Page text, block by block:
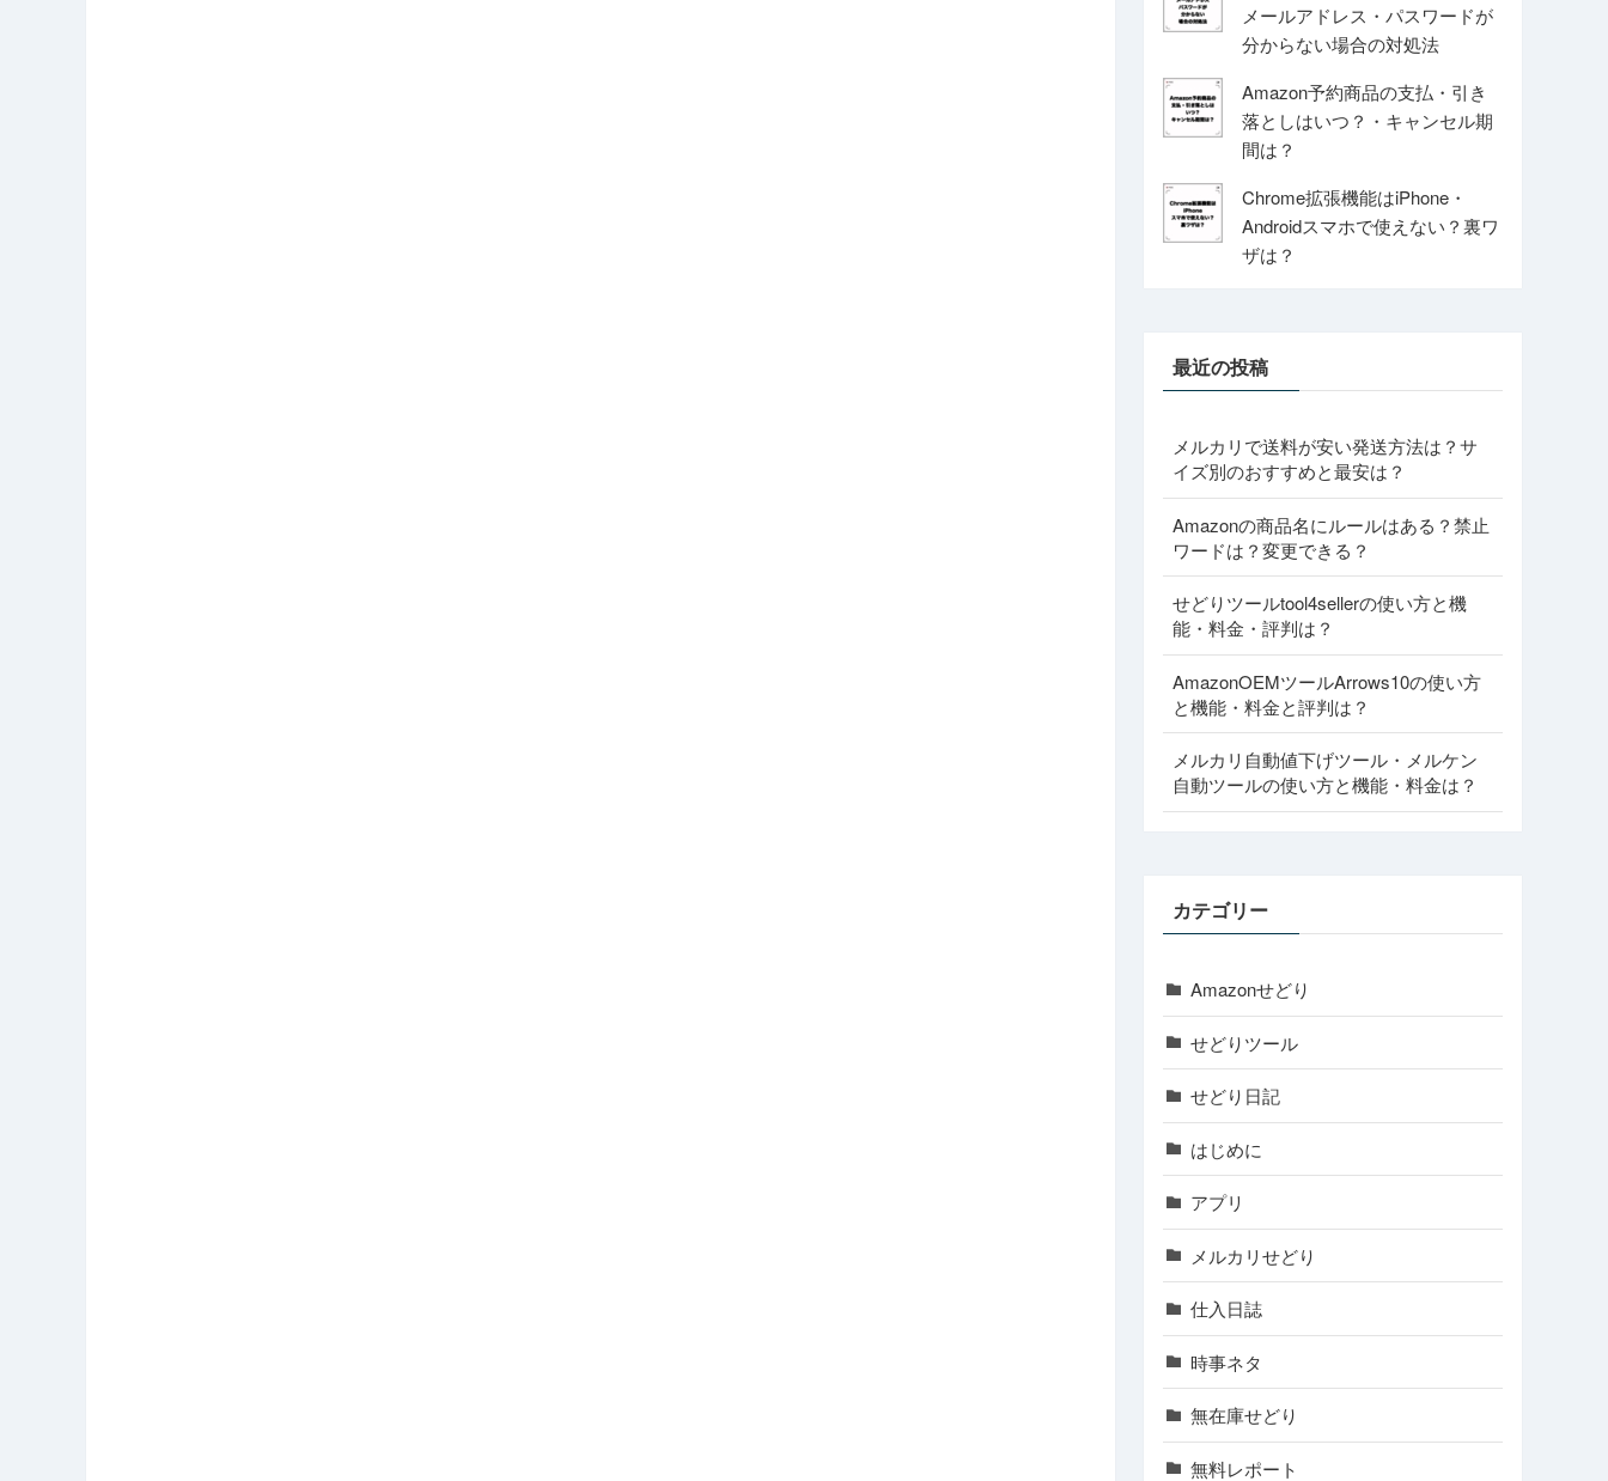
メールアドレス・パスワードが
分からない場合の対処法
Amazon予約商品の支払・引き
落としはいつ？・キャンセル期
間は？
Chrome拡張機能はiPhone・
Androidスマホで使えない？裏ワ
ザは？
最近の投稿
メルカリで送料が安い発送方法は？サ
イズ別のおすすめと最安は？
Amazonの商品名にルールはある？禁止
ワードは？変更できる？
せどりツールtool4sellerの使い方と機
能・料金・評判は？
AmazonOEMツールArrows10の使い方
と機能・料金と評判は？
メルカリ自動値下げツール・メルケン
自動ツールの使い方と機能・料金は？
カテゴリー
Amazonせどり
せどりツール
せどり日記
はじめに
アプリ
メルカリせどり
仕入日誌
時事ネタ
無在庫せどり
無料レポート